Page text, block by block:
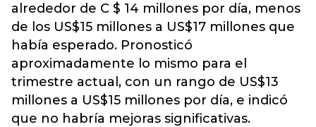
alrededor de C $ 14 millones por día, menos
de los US$15 millones a US$17 millones que
había esperado. Pronosticó
aproximadamente lo mismo para el
trimestre actual, con un rango de US$13
millones a US$15 millones por día, e indicó
que no habría mejoras significativas.